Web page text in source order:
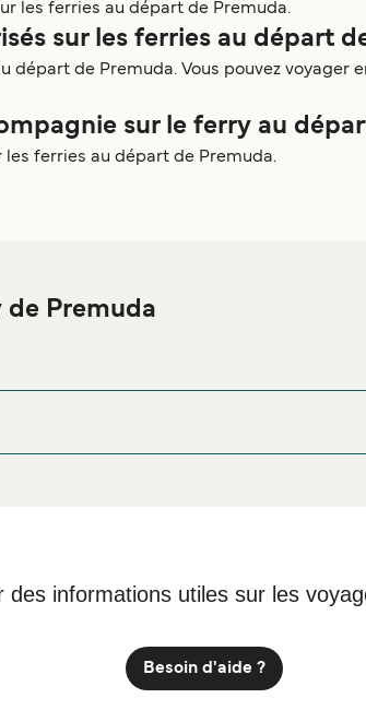
les ferries au départ de Premuda.
sur les ferries au départ
départ de Premuda. Vous pouvez
sur le ferry au
ferries au départ de Premuda.
Premuda
informations utiles sur les
Besoin d'aide ?